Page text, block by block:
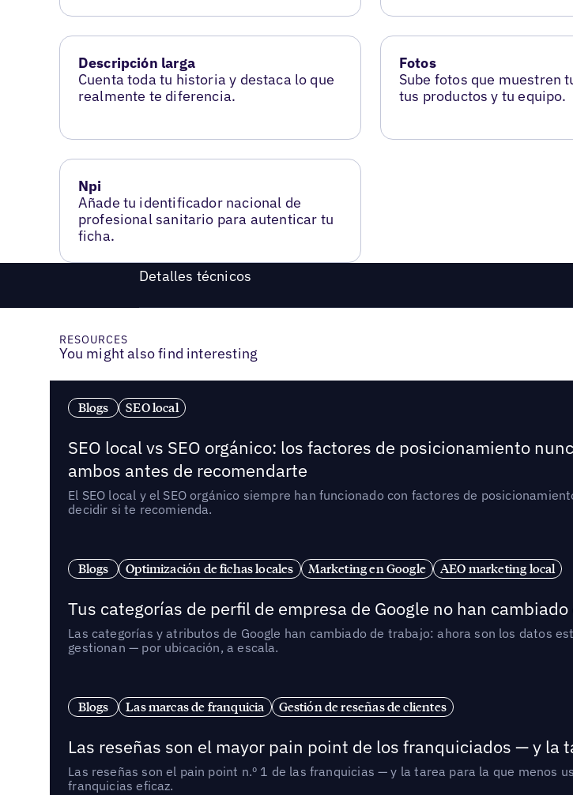
Descripción larga
Cuenta toda tu historia y destaca lo que
realmente te diferencia.
Fotos
Sube fotos que muestren
tus productos y tu equipo.
Npi
Añade tu identificador nacional de
profesional sanitario para autenticar tu
ficha.
Detalles técnicos
RESOURCES
You might also find interesting
Blogs SEO local
SEO local vs SEO orgánico: los factores de posicionamiento
ambos antes de recomendarte
El SEO local y el SEO orgánico siempre han funcionado con factores de
decidir si te recomienda.
Blogs Optimización de fichas locales Marketing en Google AEO marketing local
Tus categorías de perfil de empresa de Google no han
Las categorías y atributos de Google han cambiado de trabajo: ahora son los datos
gestionan — por ubicación, a escala.
Blogs Las marcas de franquicia Gestión de reseñas de clientes
Las reseñas son el mayor pain point de los franquiciados — y la
Las reseñas son el pain point n.º 1 de las franquicias — y la tarea para la que menos
franquicias eficaz.